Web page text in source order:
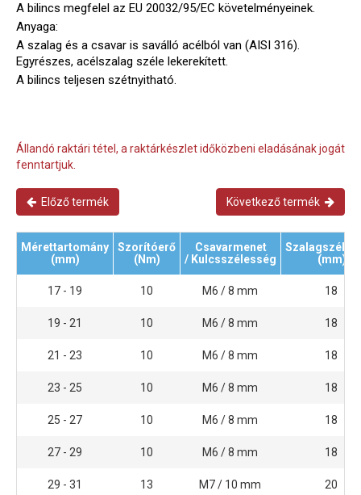
A bilincs megfelel az EU 20032/95/EC követelményeinek.
Anyaga:
A szalag és a csavar is saválló acélból van (AISI 316).
Egyrészes, acélszalag széle lekerekített.
A bilincs teljesen szétnyitható.
Állandó raktári tétel, a raktárkészlet időközbeni eladásának jogát
fenntartjuk.
Előző termék Következő termék
Mérettartomány
(mm)
Szorítóerő
(Nm)
Csavarmenet
/ Kulcsszélesség
(mm)
17 - 19 10 M6 / 8 mm 18
19 - 21 10 M6 / 8 mm 18
21 - 23 10 M6 / 8 mm 18
23 - 25 10 M6 / 8 mm 18
25 - 27 10 M6 / 8 mm 18
27 - 29 10 M6 / 8 mm 18
29 - 31 13 M7 / 10 mm 20